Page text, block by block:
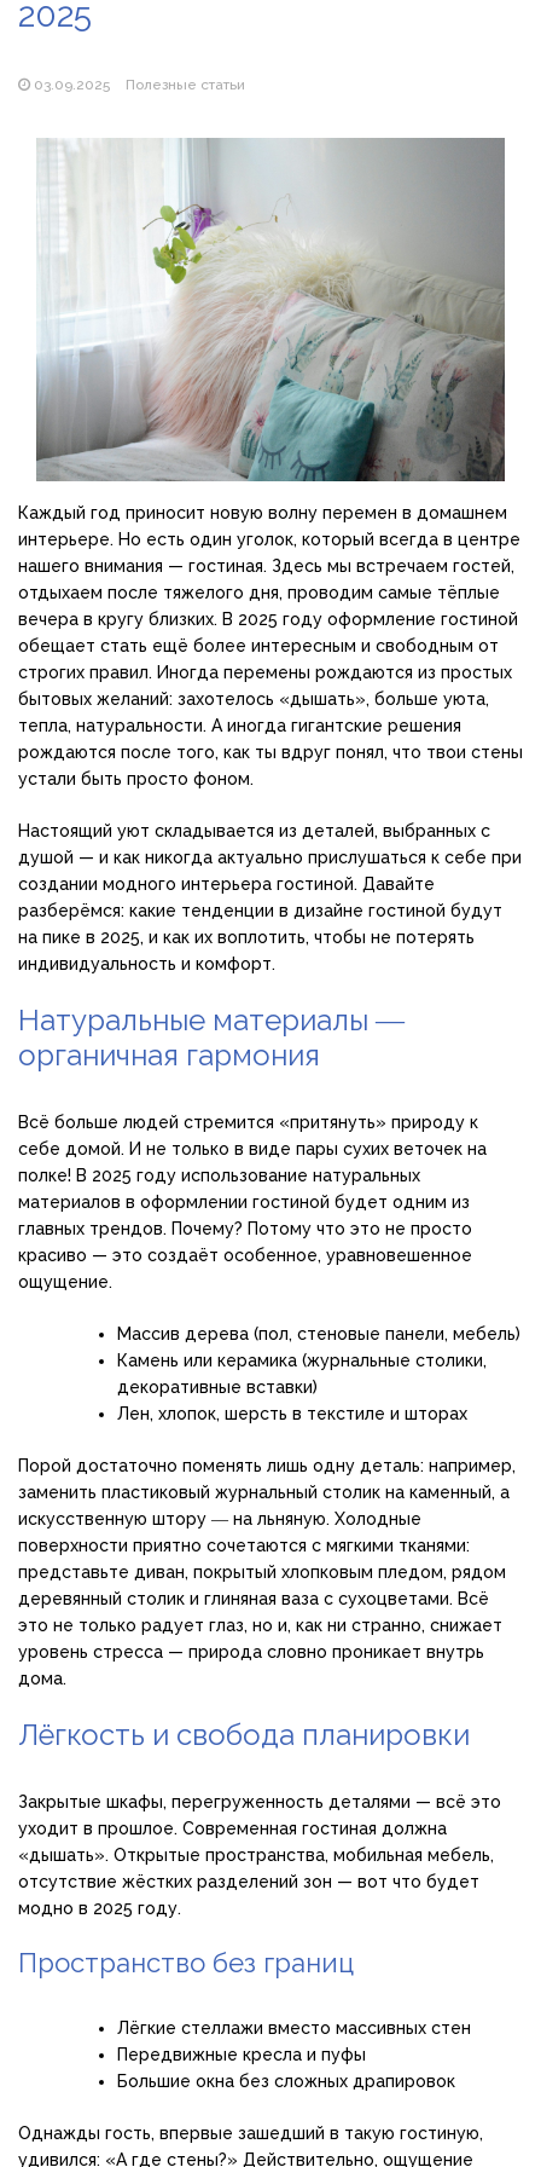
Магазин паяльников: рейтинг лучших магазинов Украины
2025
03.09.2025 Полезные статьи
Каждый год приносит новую волну перемен в домашнем
интерьере. Но есть один уголок, который всегда в центре
нашего внимания — гостиная. Здесь мы встречаем гостей,
отдыхаем после тяжелого дня, проводим самые тёплые
вечера в кругу близких. В 2025 году оформление гостиной
обещает стать ещё более интересным и свободным от
строгих правил. Иногда перемены рождаются из простых
бытовых желаний: захотелось «дышать», больше уюта,
тепла, натуральности. А иногда гигантские решения
рождаются после того, как ты вдруг понял, что твои стены
устали быть просто фоном.
Настоящий уют складывается из деталей, выбранных с
душой — и как никогда актуально прислушаться к себе при
создании модного интерьера гостиной. Давайте
разберёмся: какие тенденции в дизайне гостиной будут
на пике в 2025, и как их воплотить, чтобы не потерять
индивидуальность и комфорт.
Натуральные материалы ―
органичная гармония
Всё больше людей стремится «притянуть» природу к
себе домой. И не только в виде пары сухих веточек на
полке! В 2025 году использование натуральных
материалов в оформлении гостиной будет одним из
главных трендов. Почему? Потому что это не просто
красиво — это создаёт особенное, уравновешенное
ощущение.
Массив дерева (пол, стеновые панели, мебель)
Камень или керамика (журнальные столики,
декоративные вставки)
Лен, хлопок, шерсть в текстиле и шторах
Порой достаточно поменять лишь одну деталь: например,
заменить пластиковый журнальный столик на каменный, а
искусственную штору ― на льняную. Холодные
поверхности приятно сочетаются с мягкими тканями:
представьте диван, покрытый хлопковым пледом, рядом
деревянный столик и глиняная ваза с сухоцветами. Всё
это не только радует глаз, но и, как ни странно, снижает
уровень стресса — природа словно проникает внутрь
дома.
Лёгкость и свобода планировки
Закрытые шкафы, перегруженность деталями — всё это
уходит в прошлое. Современная гостиная должна
«дышать». Открытые пространства, мобильная мебель,
отсутствие жёстких разделений зон — вот что будет
модно в 2025 году.
Пространство без границ
Лёгкие стеллажи вместо массивных стен
Передвижные кресла и пуфы
Большие окна без сложных драпировок
Однажды гость, впервые зашедший в такую гостиную,
удивился: «А где стены?» Действительно, ощущение